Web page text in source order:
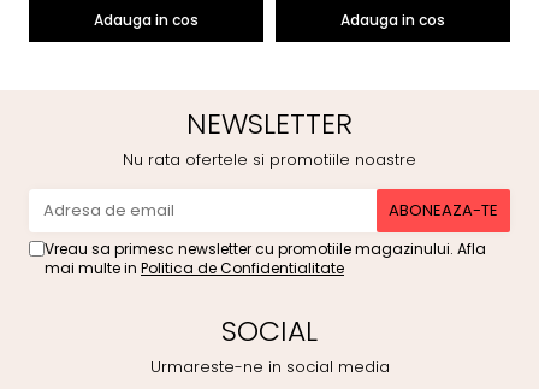
Adauga in cos Adauga in cos
NEWSLETTER
Nu rata ofertele si promotiile noastre
Vreau sa primesc newsletter cu promotiile magazinului. Afla
mai multe in Politica de Confidentialitate
SOCIAL
Urmareste-ne in social media